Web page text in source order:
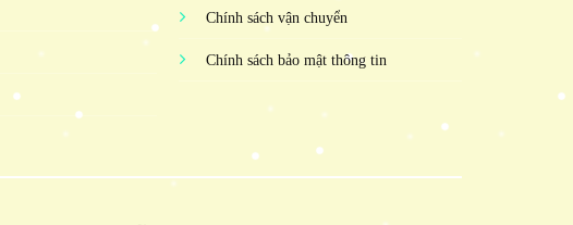
Chính sách vận chuyển
Chính sách bảo mật thông tin